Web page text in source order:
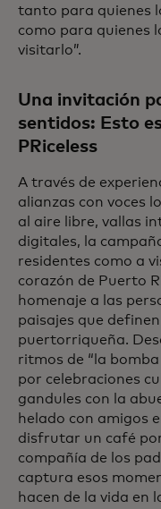
tanto para quienes
como para quienes
visitarlo”.
Una invitación
sentidos: Esto
PRiceless
A través de
alianzas con voces
al aire libre, vallas
digitales, la
residentes como a
corazón de Puerto
homenaje a las
paisajes que
puertorriqueña.
ritmos de “la
por celebraciones
gandules con la
helado con amigos
disfrutar un café
compañía de los
captura esos
hacen de la vida en